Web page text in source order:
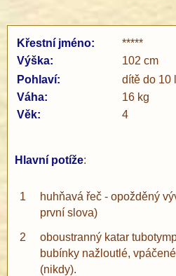
Křestní jméno:
*****
Výška:
102 cm
Pohlaví:
dítě do 10
Váha:
16 kg
Věk:
4
Hlavní potíže:
1
huhňavá řeč - opožděný
první slova)
2
oboustranný katar
bubínky nažloutlé,
(nikdy).